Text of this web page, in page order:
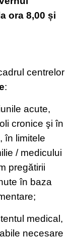
ora 8,00 și
centrelor
:
acute,
cronice şi în
în limitele
/ medicului
pregătirii
în baza
medical,
necesare